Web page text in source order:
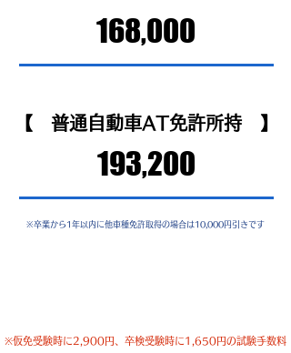
168,000
【 普通自動車AT免許所持 】
193,200
※卒業から1年以内に他車種免許取得の場合は10,000円引きです
※仮免受験時に2,900円、卒検受験時に1,650円の試験手数料